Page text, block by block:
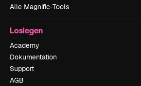
Alle Magnific-Tools
Loslegen
Academy
Dokumentation
Support
AGB